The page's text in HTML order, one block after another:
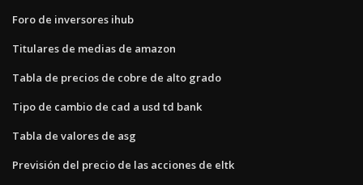
Foro de inversores ihub
Titulares de medias de amazon
Tabla de precios de cobre de alto grado
Tipo de cambio de cad a usd td bank
Tabla de valores de asg
Previsión del precio de las acciones de eltk